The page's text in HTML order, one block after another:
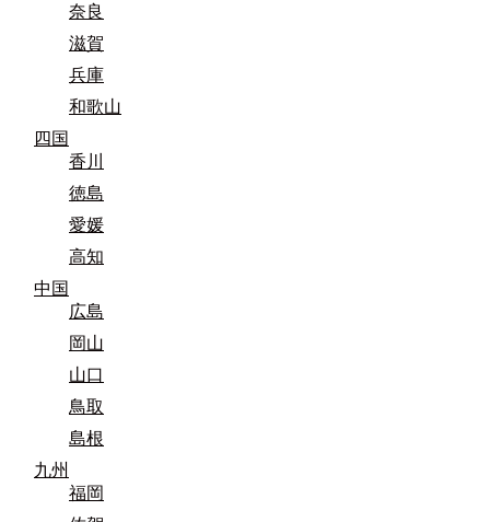
奈良
滋賀
兵庫
和歌山
四国
香川
徳島
愛媛
高知
中国
広島
岡山
山口
鳥取
島根
九州
福岡